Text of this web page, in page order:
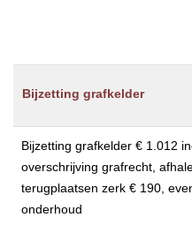
Bijzetting grafkelder
Bijzetting grafkelder € 1.012
overschrijving grafrecht,
terugplaatsen zerk € 190,
onderhoud